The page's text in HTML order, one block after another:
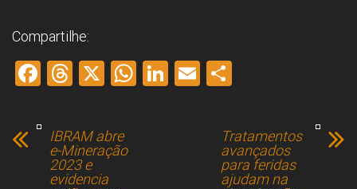
Compartilhe:
F
ce
b
o
T
e
a
d
X
W Li
E
ar
e
IBRAM abre
e-Mineração
2023 e
evidencia
Tratamentos
avançados
para feridas
ajudam na